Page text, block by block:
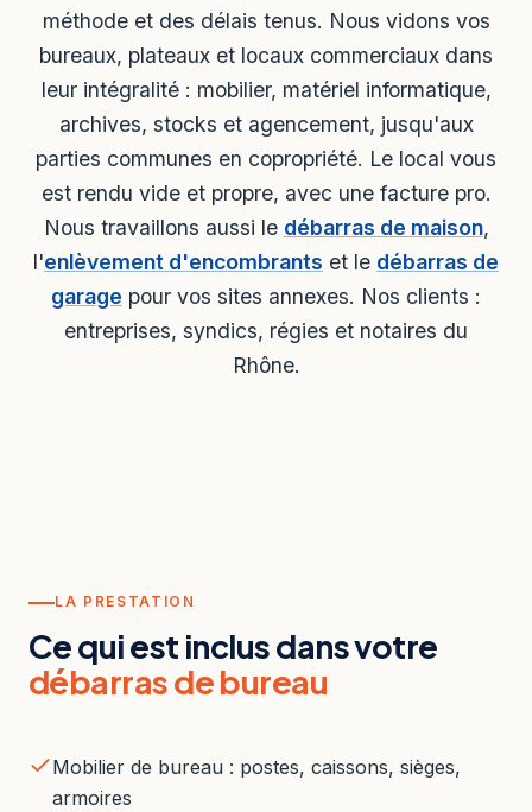
méthode et des délais tenus. Nous vidons vos
bureaux, plateaux et locaux commerciaux dans
leur intégralité : mobilier, matériel informatique,
archives, stocks et agencement, jusqu'aux
parties communes en copropriété. Le local vous
est rendu vide et propre, avec une facture pro.
Nous travaillons aussi le débarras de maison,
l'enlèvement d'encombrants et le débarras de
garage pour vos sites annexes. Nos clients :
entreprises, syndics, régies et notaires du
Rhône.
LA PRESTATION
Ce qui est inclus dans votre
débarras de bureau
Mobilier de bureau : postes, caissons, sièges,
armoires